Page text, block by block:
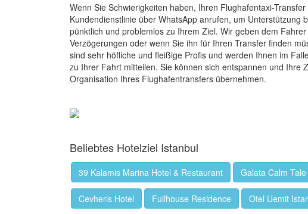
Wenn Sie Schwierigkeiten haben, Ihren Flughafentaxi-
Kundendienstlinie über WhatsApp anrufen, um Unterstützung
pünktlich und problemlos zu Ihrem Ziel. Wir geben dem
Verzögerungen oder wenn Sie ihn für Ihren Transfer finden
sind sehr höfliche und fleißige Profis und werden Ihnen im
zu Ihrer Fahrt mitteilen. Sie können sich entspannen und Ihre
Organisation Ihres Flughafentransfers übernehmen.
Beliebtes Hotelziel Istanbul
39 Kalamis Marina Hotel & Restaurant Galata Calm
Cevheris Hotel Fullhouse Residence Otel Uemit